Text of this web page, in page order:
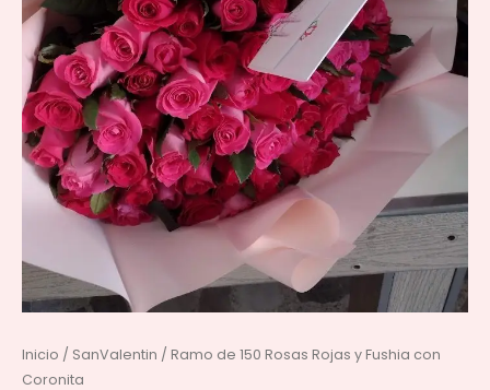
Inicio / SanValentin / Ramo de 150 Rosas Rojas y Fushia con
Coronita